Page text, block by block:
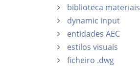
biblioteca materiais
dynamic input
entidades AEC
estilos visuais
ficheiro .dwg